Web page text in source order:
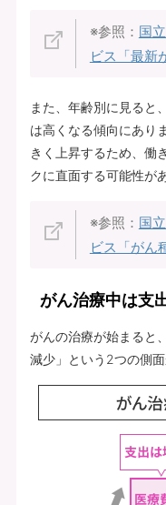
※参照： 国
ビス「最新
また、年齢別に見ると
は高くなる傾向にあり
きく上昇するため、働
クに直面する可能性が
※参照： 国
ビス「がん
がん治療中は支
がんの治療が始まると
減少」という2つの側面